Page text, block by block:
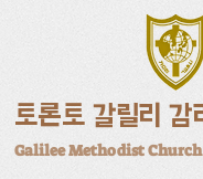
토론토 갈릴리 감
Galilee Methodist